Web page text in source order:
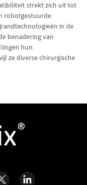
strekt zich uit tot
robotgestuurde
in de
benadering van
hun
ze diverse chirurgische